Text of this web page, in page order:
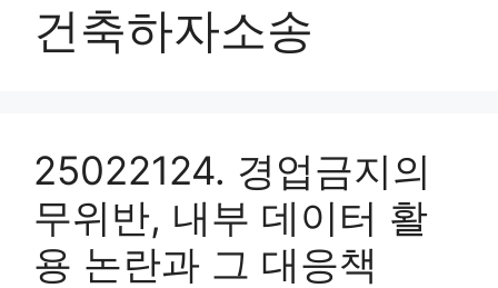
건축하자소송
25022124. 경업금지의
무위반, 내부 데이터 활
용 논란과 그 대응책